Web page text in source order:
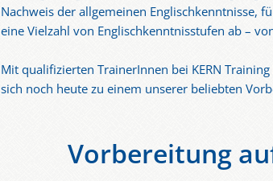
Nachweis der allgemeinen Englischkenntnisse,
eine Vielzahl von Englischkenntnisstufen ab –
Mit qualifizierten TrainerInnen bei KERN
sich noch heute zu einem unserer beliebten
Vorbereitung